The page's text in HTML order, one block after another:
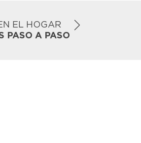
EL HOGAR
PASO A PASO